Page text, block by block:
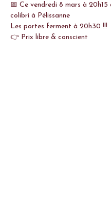
📅 Ce vendredi 8 mars à 20h15
colibri à Pélissanne
Les portes ferment à 20h30 !!!
👉 Prix libre & conscient